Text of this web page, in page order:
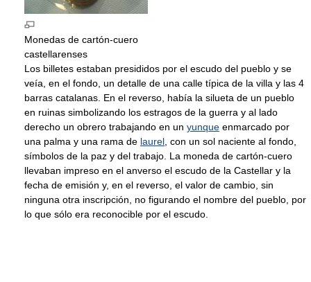
Monedas de cartón-cuero
castellarenses
Los billetes estaban presididos por el escudo del pueblo y se
veía, en el fondo, un detalle de una calle típica de la villa y las 4
barras catalanas. En el reverso, había la silueta de un pueblo
en ruinas simbolizando los estragos de la guerra y al lado
derecho un obrero trabajando en un yunque enmarcado por
una palma y una rama de laurel , con un sol naciente al fondo,
símbolos de la paz y del trabajo. La moneda de cartón-cuero
llevaban impreso en el anverso el escudo de la Castellar y la
fecha de emisión y, en el reverso, el valor de cambio, sin
ninguna otra inscripción, no figurando el nombre del pueblo, por
lo que sólo era reconocible por el escudo.